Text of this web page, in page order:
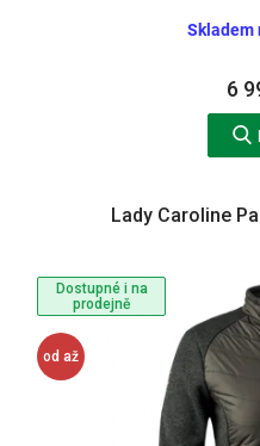
Skladem
6
Dostupné i na
prodejně
od až
Lady Caroline